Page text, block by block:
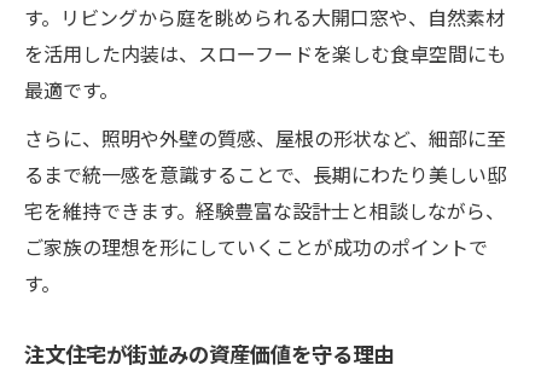
す。リビングから庭を眺められる大開口窓や、自然素材
を活用した内装は、スローフードを楽しむ食卓空間にも
最適です。
さらに、照明や外壁の質感、屋根の形状など、細部に至
るまで統一感を意識することで、長期にわたり美しい邸
宅を維持できます。経験豊富な設計士と相談しながら、
ご家族の理想を形にしていくことが成功のポイントで
す。
注文住宅が街並みの資産価値を守る理由